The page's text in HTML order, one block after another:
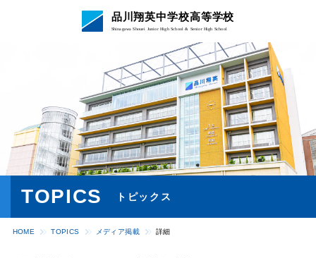
品川翔英中学校高等学校
Shinagawa Shouei Junior High School & Senior High School
TOPICS トピックス
HOME TOPICS メディア掲載 詳細